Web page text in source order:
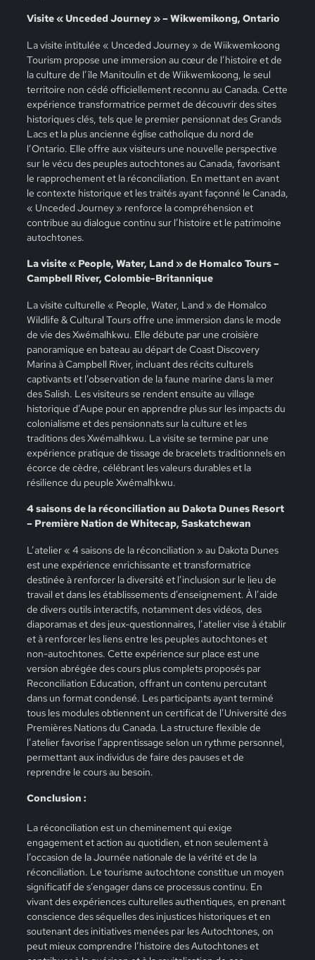
Visite « Unceded Journey » – Wikwemikong, Ontario
La visite intitulée « Unceded Journey » de Wiikwemkoong
Tourism propose une immersion au cœur de l’histoire et de
la culture de l’île Manitoulin et de Wiikwemkoong, le seul
territoire non cédé officiellement reconnu au Canada. Cette
expérience transformatrice permet de découvrir des sites
historiques clés, tels que le premier pensionnat des Grands
Lacs et la plus ancienne église catholique du nord de
l’Ontario. Elle offre aux visiteurs une nouvelle perspective
sur le vécu des peuples autochtones au Canada, favorisant
le rapprochement et la réconciliation. En mettant en avant
le contexte historique et les traités ayant façonné le Canada,
« Unceded Journey » renforce la compréhension et
contribue au dialogue continu sur l’histoire et le patrimoine
autochtones.
La visite « People, Water, Land » de Homalco Tours –
Campbell River, Colombie-Britannique
La visite culturelle « People, Water, Land » de Homalco
Wildlife & Cultural Tours offre une immersion dans le mode
de vie des Xwémalhkwu. Elle débute par une croisière
panoramique en bateau au départ de Coast Discovery
Marina à Campbell River, incluant des récits culturels
captivants et l’observation de la faune marine dans la mer
des Salish. Les visiteurs se rendent ensuite au village
historique d’Aupe pour en apprendre plus sur les impacts du
colonialisme et des pensionnats sur la culture et les
traditions des Xwémalhkwu. La visite se termine par une
expérience pratique de tissage de bracelets traditionnels en
écorce de cèdre, célébrant les valeurs durables et la
résilience du peuple Xwémalhkwu.
4 saisons de la réconciliation au Dakota Dunes Resort
– Première Nation de Whitecap, Saskatchewan
L’atelier « 4 saisons de la réconciliation » au Dakota Dunes
est une expérience enrichissante et transformatrice
destinée à renforcer la diversité et l’inclusion sur le lieu de
travail et dans les établissements d’enseignement. À l’aide
de divers outils interactifs, notamment des vidéos, des
diaporamas et des jeux-questionnaires, l’atelier vise à établir
et à renforcer les liens entre les peuples autochtones et
non-autochtones. Cette expérience sur place est une
version abrégée des cours plus complets proposés par
Reconciliation Education, offrant un contenu percutant
dans un format condensé. Les participants ayant terminé
tous les modules obtiennent un certificat de l’Université des
Premières Nations du Canada. La structure flexible de
l’atelier favorise l’apprentissage selon un rythme personnel,
permettant aux individus de faire des pauses et de
reprendre le cours au besoin.
Conclusion :
La réconciliation est un cheminement qui exige
engagement et action au quotidien, et non seulement à
l’occasion de la Journée nationale de la vérité et de la
réconciliation. Le tourisme autochtone constitue un moyen
significatif de s’engager dans ce processus continu. En
vivant des expériences culturelles authentiques, en prenant
conscience des séquelles des injustices historiques et en
soutenant des initiatives menées par les Autochtones, on
peut mieux comprendre l’histoire des Autochtones et